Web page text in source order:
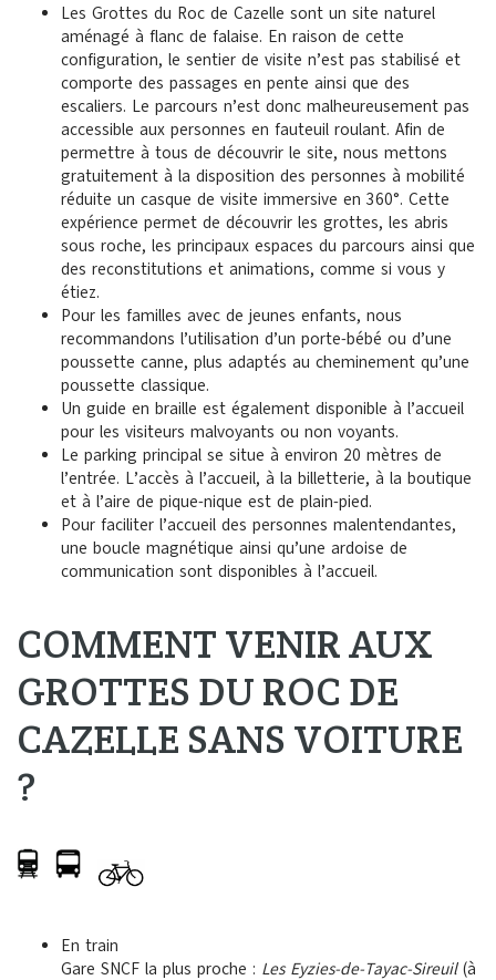
Les Grottes du Roc de Cazelle sont un site naturel
aménagé à flanc de falaise. En raison de cette
configuration, le sentier de visite n’est pas stabilisé et
comporte des passages en pente ainsi que des
escaliers. Le parcours n’est donc malheureusement pas
accessible aux personnes en fauteuil roulant. Afin de
permettre à tous de découvrir le site, nous mettons
gratuitement à la disposition des personnes à mobilité
réduite un casque de visite immersive en 360°. Cette
expérience permet de découvrir les grottes, les abris
sous roche, les principaux espaces du parcours ainsi que
des reconstitutions et animations, comme si vous y
étiez.
Pour les familles avec de jeunes enfants, nous
recommandons l’utilisation d’un porte-bébé ou d’une
poussette canne, plus adaptés au cheminement qu’une
poussette classique.
Un guide en braille est également disponible à l’accueil
pour les visiteurs malvoyants ou non voyants.
Le parking principal se situe à environ 20 mètres de
l’entrée. L’accès à l’accueil, à la billetterie, à la boutique
et à l’aire de pique-nique est de plain-pied.
Pour faciliter l’accueil des personnes malentendantes,
une boucle magnétique ainsi qu’une ardoise de
communication sont disponibles à l’accueil.
COMMENT VENIR AUX
GROTTES DU ROC DE
CAZELLE SANS VOITURE
?
En train
Gare SNCF la plus proche : Les Eyzies-de-Tayac-Sireuil(à